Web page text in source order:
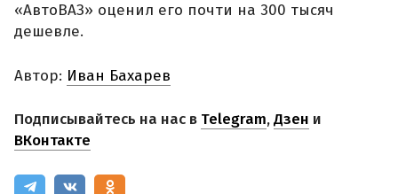
«АвтоВАЗ» оценил его почти на 300 тысяч
дешевле.
Автор: Иван Бахарев
Подписывайтесь на нас в Telegram,Дзен и
ВКонтакте